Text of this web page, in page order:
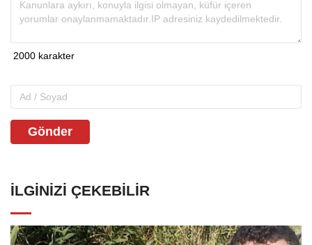
Gönder
İLGINIZI ÇEKEBILIR